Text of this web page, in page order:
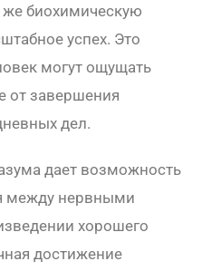
биохимическую
успех. Это
могут ощущать
от завершения
дел.
дает возможность
между нервными
хорошего
достижение